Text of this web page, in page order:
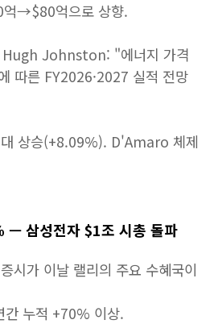
억→$80억으로 상향.
Johnston: "에너지 가격
따른 FY2026·2027 실적 전망
상승(+8.09%). D'Amaro 체제
— 삼성전자 $1조 시총 돌파
시가 이날 랠리의 주요 수혜국이
누적 +70% 이상.